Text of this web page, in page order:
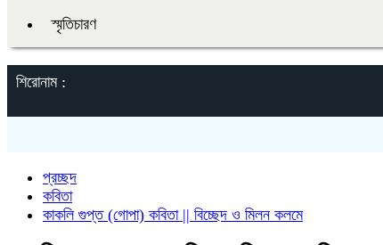
স্মৃতিচারণ
শিরোনাম :
প্রচ্ছদ
কবিতা
কাকলি গুপ্ত (গোপা) কবিতা || বিচ্ছেদ ও মিলন কলমে